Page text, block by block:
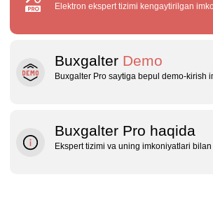
Elektron ekspert tizimi kengaytirilgan
Buxgalter Demo
Buxgalter Pro saytiga bepul demo‑kirish
Buxgalter Pro haqida
Ekspert tizimi va uning imkoniyatlari